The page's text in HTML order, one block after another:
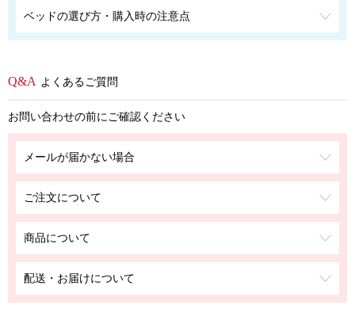
ベッドの選び方・購入時の注意点
よくあるご質問
お問い合わせの前にご確認ください
メールが届かない場合
ご注文について
商品について
配送・お届けについて